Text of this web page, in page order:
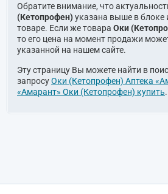
Обратите внимание, что
(Кетопрофен)указана выше в
товаре. Если же товара Оки
то его цена на момент продажи
указанной на нашем сайте.
Эту страницу Вы можете найти в
запросуОки (Кетопрофен) Аптека
«Амарант» Оки (Кетопрофен) купить.